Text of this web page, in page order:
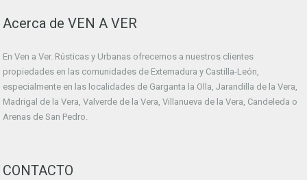
Acerca de VEN A VER
En Ven a Ver. Rústicas y Urbanas ofrecemos a nuestros clientes
propiedades en las comunidades de Extemadura y Castilla-León,
especialmente en las localidades de Garganta la Olla, Jarandilla de la Vera,
Madrigal de la Vera, Valverde de la Vera, Villanueva de la Vera, Candeleda o
Arenas de San Pedro.
CONTACTO